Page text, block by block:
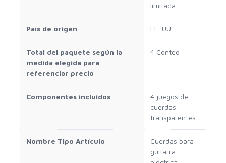
limitada.
País de origen EE. UU.
Total del paquete según la
medida elegida para
referenciar precio
4 Conteo
Componentes incluidos
4 juegos de
cuerdas
transparentes
Nombre Tipo Artículo
Cuerdas para
guitarra